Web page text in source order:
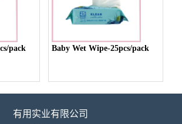
pack Baby Wet Wipe-25pcs/pack
有用实业有限公司